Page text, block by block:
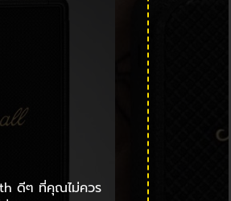
ดีๆ ที่คุณไม่ควร